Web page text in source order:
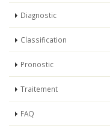
Diagnostic
Classification
Pronostic
Traitement
FAQ